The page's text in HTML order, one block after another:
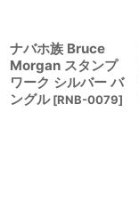
ナバホ族 Bruce
Morgan スタンプ
ワーク シルバー バ
ングル [RNB-0079]